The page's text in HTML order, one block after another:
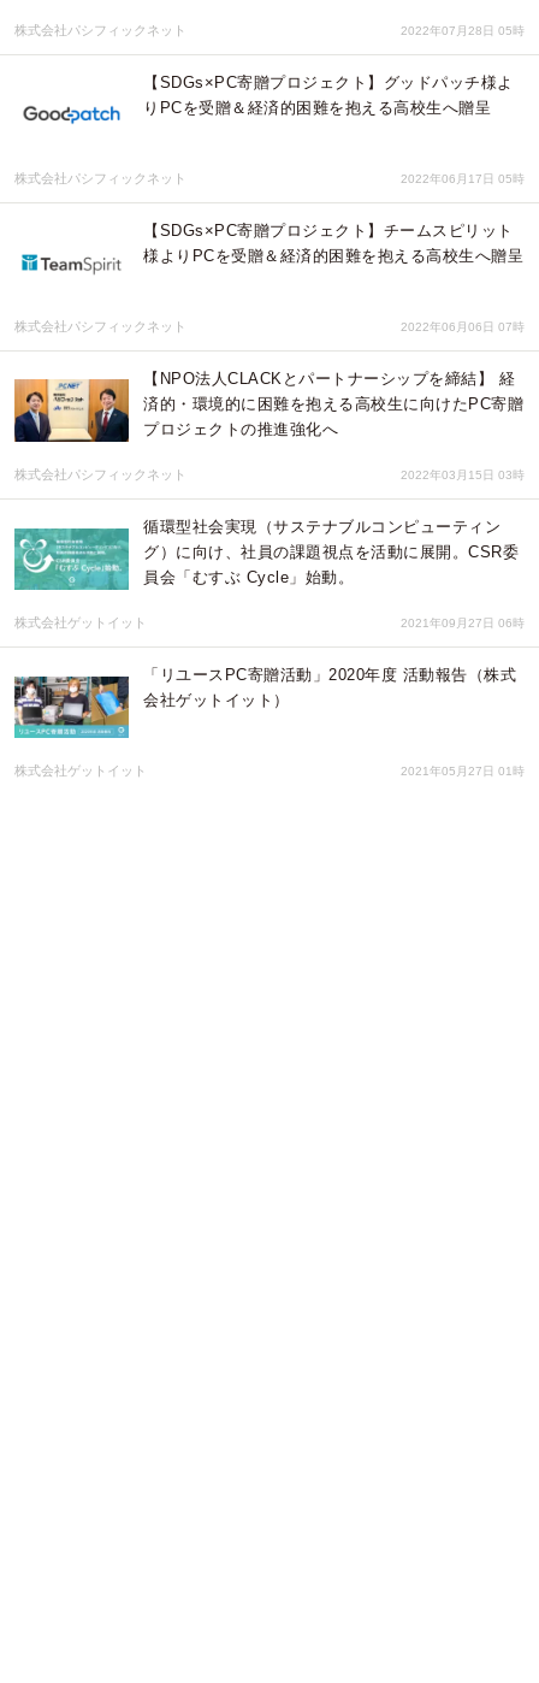
株式会社パシフィックネット 2022年07月28日 05時
【SDGs×PC寄贈プロジェクト】グッドパッチ様よ
りPCを受贈＆経済的困難を抱える高校生へ贈呈
株式会社パシフィックネット 2022年06月17日 05時
【SDGs×PC寄贈プロジェクト】チームスピリット
様よりPCを受贈＆経済的困難を抱える高校生へ贈呈
株式会社パシフィックネット 2022年06月06日 07時
【NPO法人CLACKとパートナーシップを締結】 経
済的・環境的に困難を抱える高校生に向けたPC寄贈
プロジェクトの推進強化へ
株式会社パシフィックネット 2022年03月15日 03時
循環型社会実現（サステナブルコンピューティン
グ）に向け、社員の課題視点を活動に展開。CSR委
員会「むすぶ Cycle」始動。
株式会社ゲットイット 2021年09月27日 06時
「リユースPC寄贈活動」2020年度 活動報告（株式
会社ゲットイット）
株式会社ゲットイット 2021年05月27日 01時